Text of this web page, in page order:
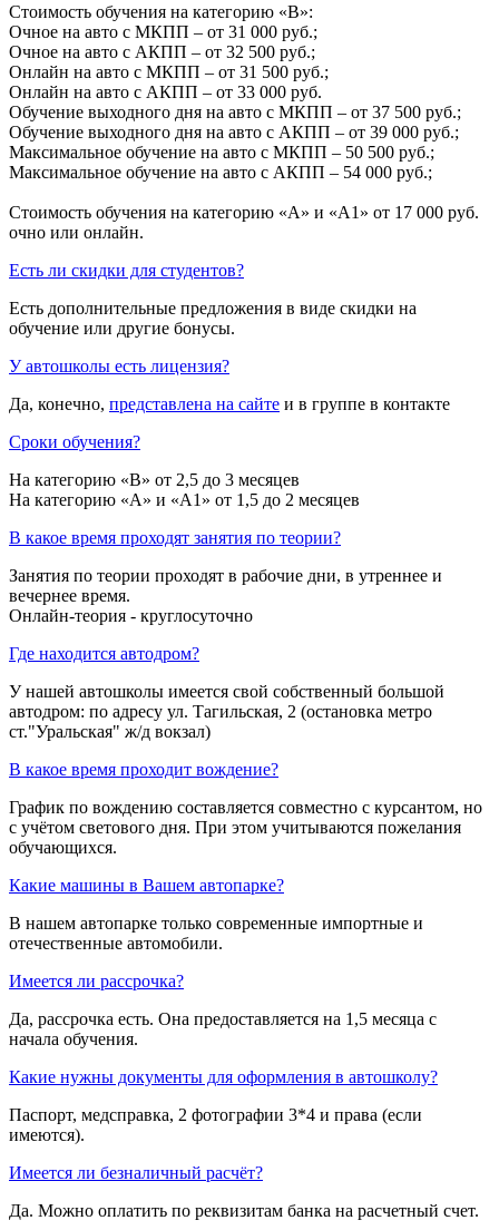
Стоимость обучения на категорию «B»:
Очное на авто с МКПП – от 31 000 руб.;
Очное на авто с АКПП – от 32 500 руб.;
Онлайн на авто с МКПП – от 31 500 руб.;
Онлайн на авто с АКПП – от 33 000 руб.
Обучение выходного дня на авто с МКПП – от 37 500 руб.;
Обучение выходного дня на авто с АКПП – от 39 000 руб.;
Максимальное обучение на авто с МКПП – 50 500 руб.;
Максимальное обучение на авто с АКПП – 54 000 руб.;
Стоимость обучения на категорию «A» и «A1» от 17 000 руб.
очно или онлайн.
Есть ли скидки для студентов?
Есть дополнительные предложения в виде скидки на
обучение или другие бонусы.
У автошколы есть лицензия?
Да, конечно, представлена на сайте и в группе в контакте
Сроки обучения?
На категорию «B» от 2,5 до 3 месяцев
На категорию «A» и «A1» от 1,5 до 2 месяцев
В какое время проходят занятия по теории?
Занятия по теории проходят в рабочие дни, в утреннее и
вечернее время.
Онлайн-теория - круглосуточно
Где находится автодром?
У нашей автошколы имеется свой собственный большой
автодром: по адресу ул. Тагильская, 2 (остановка метро
ст."Уральская" ж/д вокзал)
В какое время проходит вождение?
График по вождению составляется совместно с курсантом, но
с учётом светового дня. При этом учитываются пожелания
обучающихся.
Какие машины в Вашем автопарке?
В нашем автопарке только современные импортные и
отечественные автомобили.
Имеется ли рассрочка?
Да, рассрочка есть. Она предоставляется на 1,5 месяца с
начала обучения.
Какие нужны документы для оформления в автошколу?
Паспорт, медсправка, 2 фотографии 3*4 и права (если
имеются).
Имеется ли безналичный расчёт?
Да. Можно оплатить по реквизитам банка на расчетный счет.